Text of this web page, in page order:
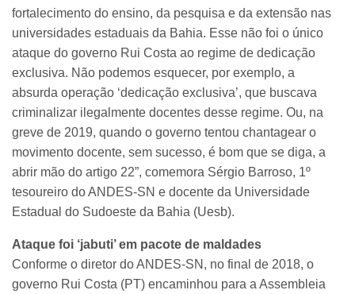
fortalecimento do ensino, da pesquisa e da extensão nas
universidades estaduais da Bahia. Esse não foi o único
ataque do governo Rui Costa ao regime de dedicação
exclusiva. Não podemos esquecer, por exemplo, a
absurda operação ‘dedicação exclusiva’, que buscava
criminalizar ilegalmente docentes desse regime. Ou, na
greve de 2019, quando o governo tentou chantagear o
movimento docente, sem sucesso, é bom que se diga, a
abrir mão do artigo 22”, comemora Sérgio Barroso, 1º
tesoureiro do ANDES-SN e docente da Universidade
Estadual do Sudoeste da Bahia (Uesb).
Ataque foi ‘jabuti’ em pacote de maldades
Conforme o diretor do ANDES-SN, no final de 2018, o
governo Rui Costa (PT) encaminhou para a Assembleia